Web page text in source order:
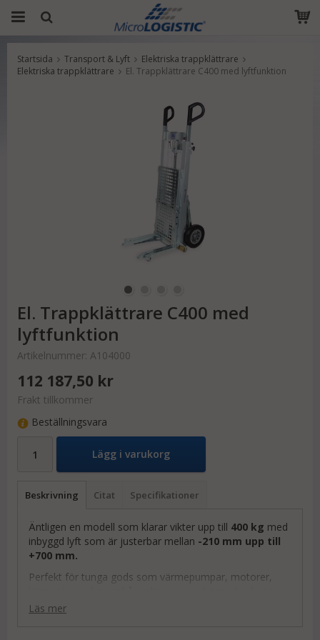
Produkten har blivit tillagd i varukorgen
Startsida Transport & Lyft
Elektriska trappklättrare
Elektriska trappklättrare
El. Trappklättrare C400 med lyftfunktion
El. Trappklättrare C400 med
lyftfunktion
Artikelnummer: A104000
112 187,50 kr
Frakt tillkommer
Beställningsvara
Lägg i varukorg
Beskrivning Citat Specifikationer
Äntligen en modell som klarar vikter upp till 400 kg med
inbyggd lyft som är justerbar mellan -210 mm upp till
+700 mm.
Perfekt för tunga gods som värmepumpar, motorer,
kakelugnar osv. där man antingen behöver lyfta
Läs mer